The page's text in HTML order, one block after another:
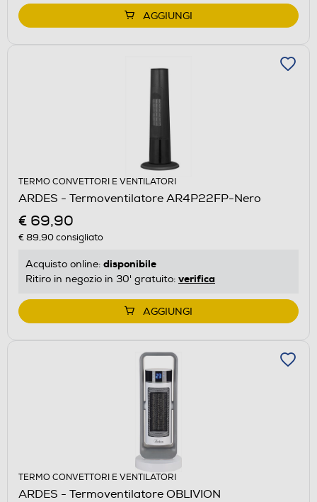
AGGIUNGI
TERMO CONVETTORI E VENTILATORI
ARDES - Termoventilatore AR4P22FP-Nero
€ 69,90
€ 89,90consigliato
Acquisto online: disponibile
Ritiro in negozio in 30' gratuito: verifica
AGGIUNGI
TERMO CONVETTORI E VENTILATORI
ARDES - Termoventilatore OBLIVION